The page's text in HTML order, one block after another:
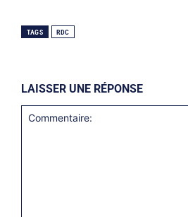
TAGS RDC
LAISSER UNE RÉPONSE